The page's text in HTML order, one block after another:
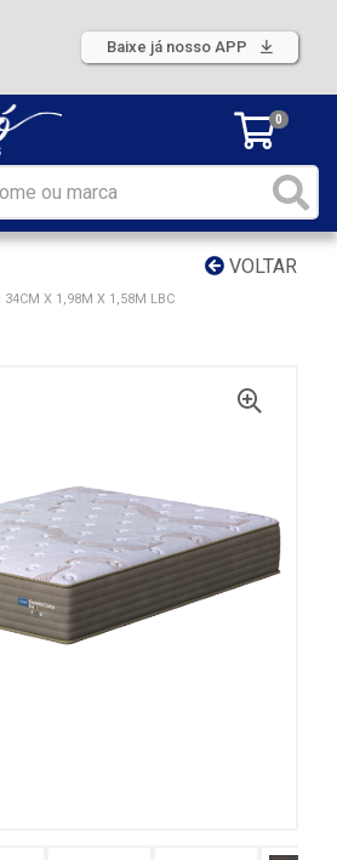
Baixe já nosso APP
0
VOLTAR
34CM X 1,98M X 1,58M LBC